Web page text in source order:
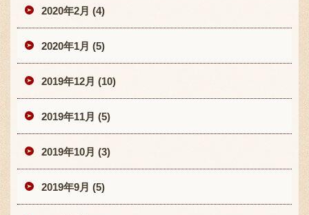
2020年2月 (4)
2020年1月 (5)
2019年12月 (10)
2019年11月 (5)
2019年10月 (3)
2019年9月 (5)